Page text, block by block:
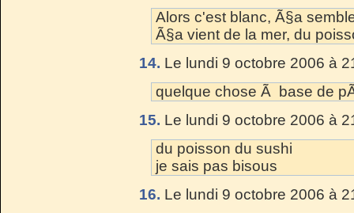
Alors c'est blanc, Ã§a
Ã§a vient de la mer, du
14. Le lundi 9 octobre 2006 à
quelque chose Ã base de
15. Le lundi 9 octobre 2006 à
du poisson du sushi
je sais pas bisous
16. Le lundi 9 octobre 2006 à